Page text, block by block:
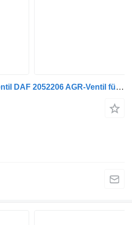
Paccar Motorbremsventil DAF 2052206 AGR-Ventil für Paccar LKW